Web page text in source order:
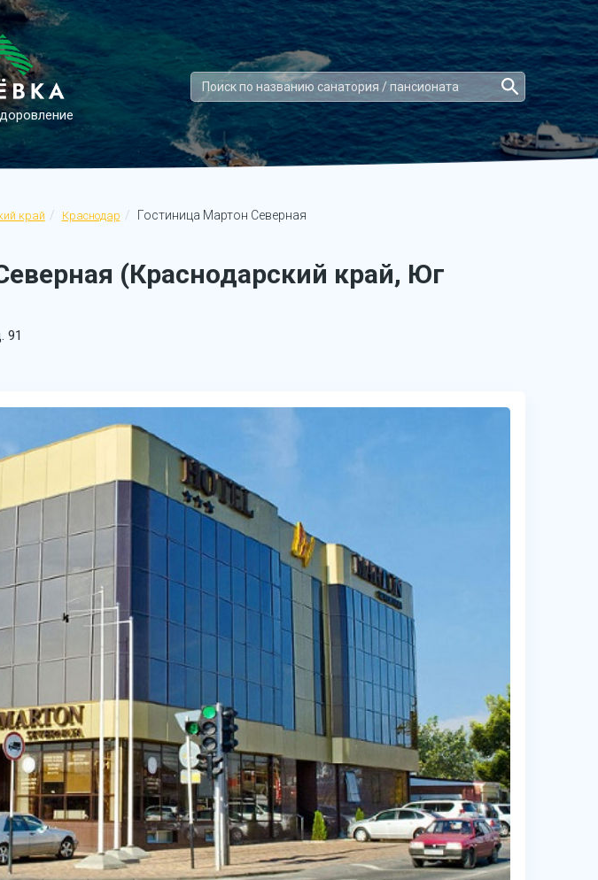
край Краснодар Гостиница Мартон Северная
(Краснодарский край, Юг
91